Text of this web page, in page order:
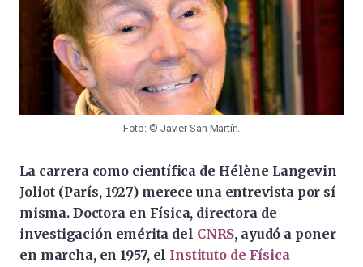
Foto: © Javier San Martín.
La carrera como científica de Hélène Langevin
Joliot (París, 1927) merece una entrevista por sí
misma. Doctora en Física, directora de
investigación emérita del CNRS, ayudó a poner
en marcha, en 1957, el Instituto de Física